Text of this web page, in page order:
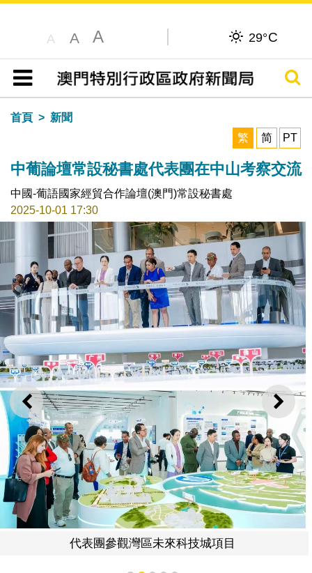
A A A 29°C
目錄
搜尋
首頁
新聞
繁
简 PT
中葡論壇常設秘書處代表團在中山考察交流
中國-葡語國家經貿合作論壇(澳門)常設秘書處
2025-10-01 17:30
上一則 下一
代表團參觀灣區未來科技城項目